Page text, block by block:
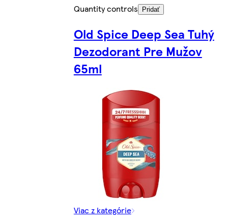
Quantity controls
Pridať
Old Spice Deep Sea Tuhý
Dezodorant Pre Mužov
65ml
Viac z kategórie